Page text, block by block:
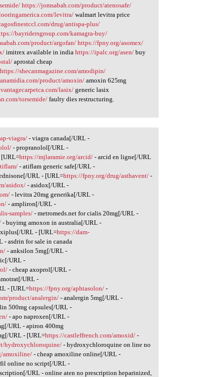
https://jomsabah.com/product/atenosafe/
levitra/walmart levitra price
drug/antispa-plus/
bayridersgroup.com/kamagra-buy/
product/argofan/ https://fpny.org/asomex/
imitrex available in indiahttps://ipalc.org/asen/ buy
aprostal cheap
https://shecanmagazine.com/amodipin/
product/amoxin/amoxin 625mg
lasix/generic lasix
torsemide/ faulty dies restructuring.
viagra/- viagra canada[/URL -
- propranolol[/URL -
[URL=https://mjlaramie.org/arcid/ - arcid en ligne[/URL
- atiflam generic safe[/URL -
URL - [URL=https://fpny.org/drug/asthavent/ -
asidox/- asidox[/URL -
- levitra 20mg generika[/URL -
- ampliron[/URL -
samples/- metromeds.net for cialis 20mg[/URL -
- buyimg amoxon in australia[/URL -
URL - [URL=https://dam-
- asdrin for sale in canada
- anksilon 5mg[/URL -
URL -
- cheap axoprol[/URL -
URL -
- [URL=https://fpny.org/aphtasolon/ -
product/analergin/ - analergin 5mg[/URL -
500mg capsules[/URL -
- apo naproxen[/URL -
URL - apiron 400mg
URL - [URL=https://castleffrench.com/amoxid/ -
hydroxychloroquine/ - hydroxychloroquine on line no
amoxiline/ - cheap amoxiline online[/URL -
online no script[/URL -
URL - online aten no prescription heparinized,